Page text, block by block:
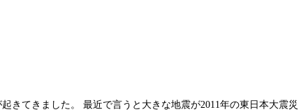
きてきました。 最近で言うと大きな地震が2011年の東日本大震災